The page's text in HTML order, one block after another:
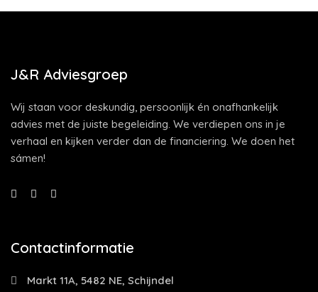
J&R Adviesgroep
Wij staan voor deskundig, persoonlijk én onafhankelijk
advies met de juiste begeleiding. We verdiepen ons in je
verhaal en kijken verder dan de financiering. We doen het
sámen!
Contactinformatie
Markt 11A, 5482 NE, Schijndel